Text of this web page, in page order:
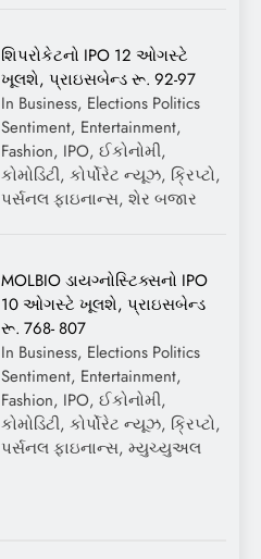
શિપરોકેટનો IPO 12 ઓગસ્ટે
ખૂલશે, પ્રાઇસબેન્ડ રૂ. 92-97
In Business, Elections Politics
Sentiment, Entertainment,
Fashion, IPO, ઈકોનોમી,
કોમોડિટી, કોર્પોરેટ ન્યૂઝ, ક્રિપ્ટો,
પર્સનલ ફાઇનાન્સ, શેર બજાર
MOLBIO ડાયગ્નોસ્ટિક્સનો IPO
10 ઓગસ્ટે ખૂલશે, પ્રાઇસબેન્ડ
રૂ. 768- 807
In Business, Elections Politics
Sentiment, Entertainment,
Fashion, IPO, ઈકોનોમી,
કોમોડિટી, કોર્પોરેટ ન્યૂઝ, ક્રિપ્ટો,
પર્સનલ ફાઇનાન્સ, મ્યુચ્યુઅલ